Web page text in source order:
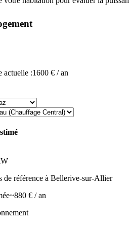
actuelle :1600 € / an
de référence à Bellerive-sur-Allier
~880 € / an